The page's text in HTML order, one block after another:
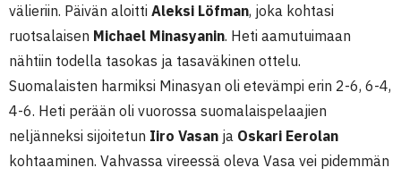
välieriin. Päivän aloitti Aleksi Löfman, joka kohtasi
ruotsalaisen Michael Minasyanin. Heti aamutuimaan
nähtiin todella tasokas ja tasaväkinen ottelu.
Suomalaisten harmiksi Minasyan oli etevämpi erin 2-6, 6-4,
4-6. Heti perään oli vuorossa suomalaispelaajien
neljänneksi sijoitetun Iiro Vasan ja Oskari Eerolan
kohtaaminen. Vahvassa vireessä oleva Vasa vei pidemmän